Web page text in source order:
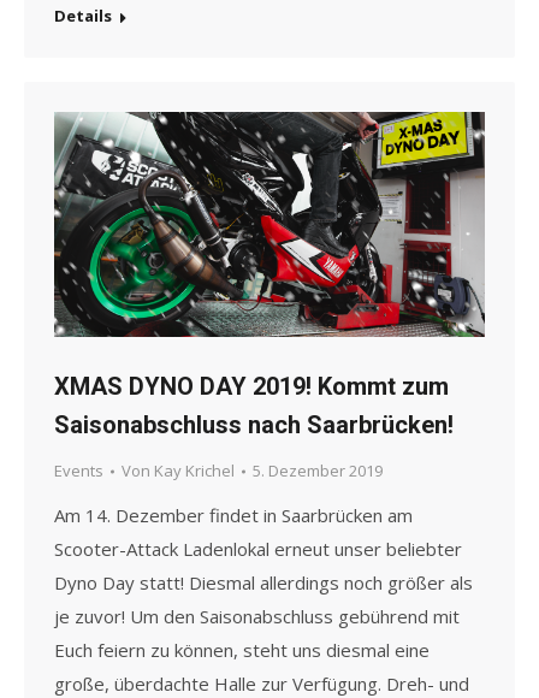
Details
XMAS DYNO DAY 2019! Kommt zum
Saisonabschluss nach Saarbrücken!
Events Von Kay Krichel 5. Dezember 2019
Am 14. Dezember findet in Saarbrücken am
Scooter-Attack Ladenlokal erneut unser beliebter
Dyno Day statt! Diesmal allerdings noch größer als
je zuvor! Um den Saisonabschluss gebührend mit
Euch feiern zu können, steht uns diesmal eine
große, überdachte Halle zur Verfügung. Dreh- und